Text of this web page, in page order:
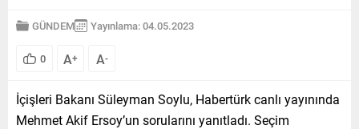
GÜNDEM Yayınlama: 04.05.2023
0 A+ A-
İçişleri Bakanı Süleyman Soylu, Habertürk canlı yayınında
Mehmet Akif Ersoy’un sorularını yanıtladı. Seçim